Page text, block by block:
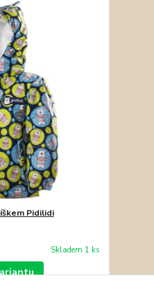
Pidilidi
Skladem 1 ks